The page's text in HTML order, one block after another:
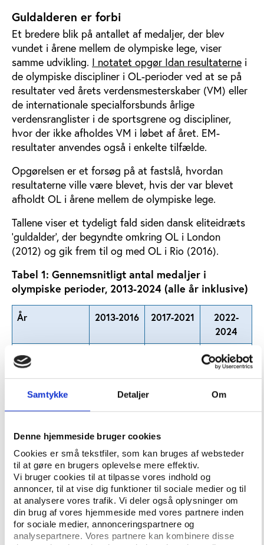
Samtykke Detaljer Om
Denne hjemmeside bruger cookies
Cookies er små tekstfiler, som kan bruges af websteder
til at gøre en brugers oplevelse mere effektiv.
Vi bruger cookies til at tilpasse vores indhold og
annoncer, til at vise dig funktioner til sociale medier og til
at analysere vores trafik. Vi deler også oplysninger om
din brug af vores hjemmeside med vores partnere inden
for sociale medier, annonceringspartnere og
analysepartnere. Vores partnere kan kombinere disse
Guldalderen er forbi
Et bredere blik på antallet af medaljer, der blev
vundet i årene mellem de olympiske lege, viser
samme udvikling. I notatet opgør Idan resultaterne i
de olympiske discipliner i OL-perioder ved at se på
resultater ved årets verdensmesterskaber (VM) eller
de internationale specialforsbunds årlige
verdensranglister i de sportsgrene og discipliner,
hvor der ikke afholdes VM i løbet af året. EM-
resultater anvendes også i enkelte tilfælde.
Opgørelsen er et forsøg på at fastslå, hvordan
resultaterne ville være blevet, hvis der var blevet
afholdt OL i årene mellem de olympiske lege.
Tallene viser et tydeligt fald siden dansk eliteidræts
’guldalder’, der begyndte omkring OL i London
(2012) og gik frem til og med OL i Rio (2016).
Tabel 1: Gennemsnitligt antal medaljer i
olympiske perioder, 2013-2024 (alle år inklusive)
År 2013-2016 2017-2021
2022-
2024
Gennemsnitlige
antal medaljer
9,33
Periode
Frem mod
OL i Rio
(2016)
OL i Tokyo
(2021)
Frem mod
(2024)
Samtidig hviler de danske topresultater nu på færre
af de traditionelle paradediscipliner, og særligt i
roning, sejlads og svømning er konkurrenceevnen
presset med få - eller ingen - oplagte
medaljekandidater.